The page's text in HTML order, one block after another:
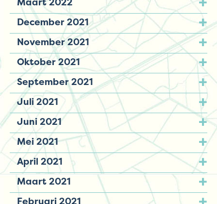
December 2021
November 2021
Oktober 2021
September 2021
Juli 2021
Juni 2021
Mei 2021
April 2021
Maart 2021
Februari 2021